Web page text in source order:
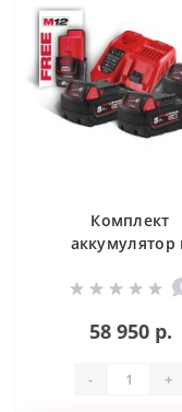
Комплект
аккумулятор
Milwaukee M18
58 950 р.
- +